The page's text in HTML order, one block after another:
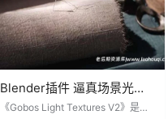
Blender插件 逼真场景光线
投影纹理贴图资产预设
《Gobos Light Textures V2》是一